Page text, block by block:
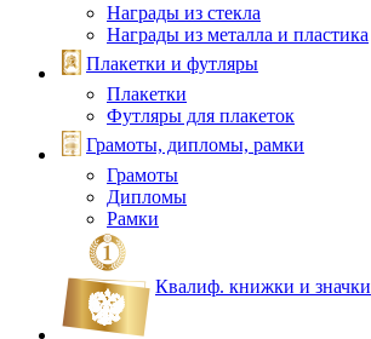
Награды из стекла
Награды из металла и пластика
Плакетки и футляры
Плакетки
Футляры для плакеток
Грамоты, дипломы, рамки
Грамоты
Дипломы
Рамки
Квалиф. книжки и значки